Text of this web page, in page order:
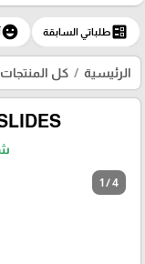
ballotطلباتي السابقة emoji_emotions
الرئيسية كل المنتجات
1 / 4